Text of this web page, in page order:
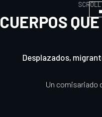
CUERPOS QUE
Desplazados,
Un comisariado
SCROLL